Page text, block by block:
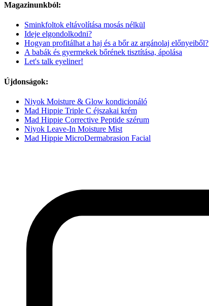
Magazinunkból:
Sminkfoltok eltávolítása mosás nélkül
Ideje elgondolkodni?
Hogyan profitálhat a haj és a bőr az argánolaj előnyeiből?
A babák és gyermekek bőrének tisztítása, ápolása
Let's talk eyeliner!
Újdonságok:
Niyok Moisture & Glow kondicionáló
Mad Hippie Triple C éjszakai krém
Mad Hippie Corrective Peptide szérum
Niyok Leave-In Moisture Mist
Mad Hippie MicroDermabrasion Facial